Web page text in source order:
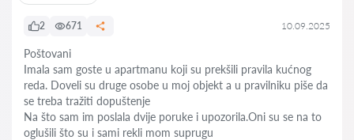
2 671 10.09.2025
Poštovani
Imala sam goste u apartmanu koji su prekšili pravila kućnog
reda. Doveli su druge osobe u moj objekt a u pravilniku piše da
se treba tražiti dopuštenje
Na što sam im poslala dvije poruke i upozorila.Oni su se na to
oglušili što su i sami rekli mom suprugu